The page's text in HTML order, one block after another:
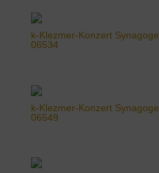
k-Klezmer-Konzert
06534
k-Klezmer-Konzert
06549